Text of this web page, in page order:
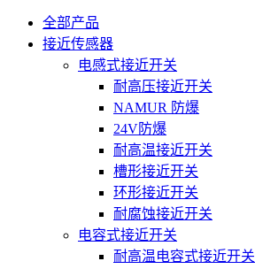
全部产品
接近传感器
电感式接近开关
耐高压接近开关
NAMUR 防爆
24V防爆
耐高温接近开关
槽形接近开关
环形接近开关
耐腐蚀接近开关
电容式接近开关
耐高温电容式接近开关